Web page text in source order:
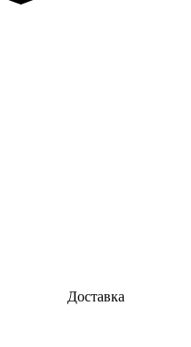
Доставка